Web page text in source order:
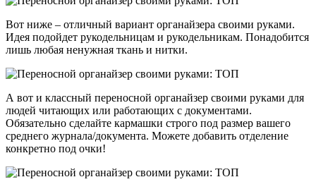
Вот ниже – отличный вариант органайзера своими руками.
Идея подойдет рукодельницам и рукодельникам. Понадобится
лишь любая ненужная ткань и нитки.
А вот и классный переносной органайзер своими руками для
людей читающих или работающих с документами.
Обязательно сделайте кармашки строго под размер вашего
среднего журнала/документа. Можете добавить отделение
конкретно под очки!